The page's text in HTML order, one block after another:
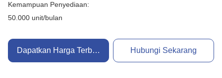
Kemampuan Penyediaan:
50.000 unit/bulan
Dapatkan Harga Terbaik Hubungi Sekarang